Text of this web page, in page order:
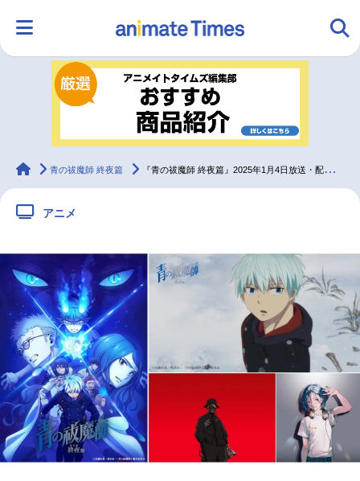
ランキング アニメ
ラジオ みんなの声
2.5次元 配信・Vtuber トレンド 無料マンガ
最新記事一覧
アニメ記事一覧 声優記事一覧
アニメ映画一覧
今期アニメ曜日別一覧
春アニメ 夏アニメ
animateTimes
青の祓魔師 終夜篇 『青の祓魔師 終夜篇』2025年1月4日放送・配信スタート、本PV公開！
アニメ